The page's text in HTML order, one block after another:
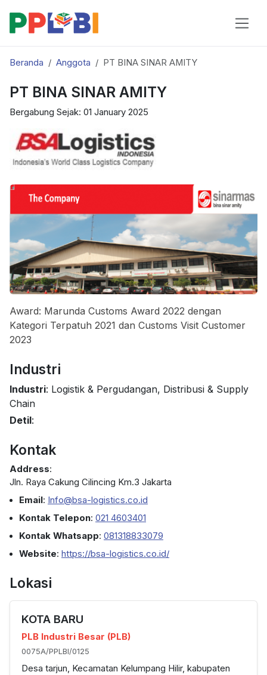
Beranda Anggota PT BINA SINAR AMITY
PT BINA SINAR AMITY
Bergabung Sejak: 01 January 2025
Award: Marunda Customs Award 2022 dengan
Kategori Terpatuh 2021 dan Customs Visit Customer
2023
Industri
Industri: Logistik & Pergudangan, Distribusi & Supply
Chain
Detil:
Kontak
Address:
Jln. Raya Cakung Cilincing Km.3 Jakarta
Email: Info@bsa-logistics.co.id
Kontak Telepon: 021 4603401
Kontak Whatsapp: 081318833079
Website: https://bsa-logistics.co.id/
Lokasi
KOTA BARU
PLB Industri Besar (PLB)
0075A/PPLBI/0125
Desa tarjun, Kecamatan Kelumpang Hilir, kabupaten